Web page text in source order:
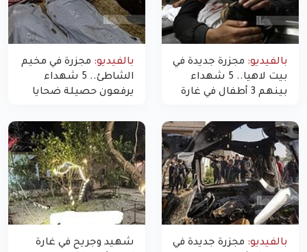
بالفيديو: مجزرة جديدة في
بيت لاهيا.. 5 شهداء
بينهم 3 أطفال في غارة
غزة
بالفيديو: مجزرة في مخيم
الشاطئ.. 5 شهداء
يرفعون حصيلة ضحايا
بالفيديو: مجزرة جديدة في
شهيد وجريح في غارة